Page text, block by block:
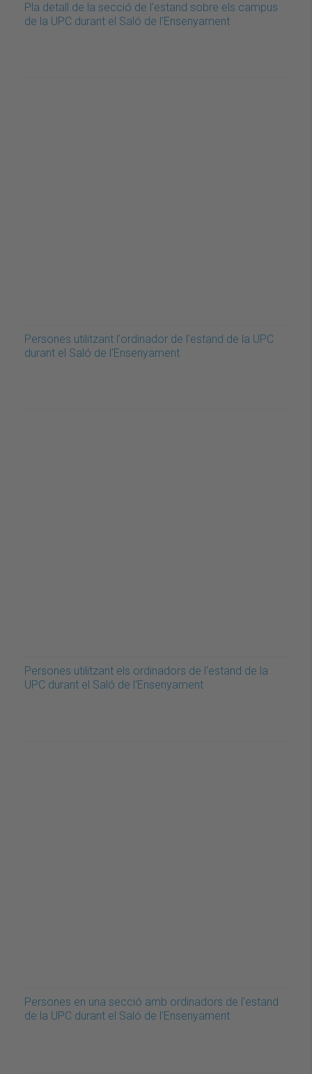
Pla detall de la secció de l'estand sobre els campus
de la UPC durant el Saló de l'Ensenyament
Persones utilitzant l'ordinador de l'estand de la UPC
durant el Saló de l'Ensenyament
Persones utilitzant els ordinadors de l'estand de la
UPC durant el Saló de l'Ensenyament
Persones en una secció amb ordinadors de l'estand
de la UPC durant el Saló de l'Ensenyament